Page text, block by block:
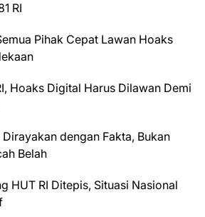
RI
Pihak Cepat Lawan Hoaks
Hoaks Digital Harus Dilawan Demi
Dirayakan dengan Fakta, Bukan
Belah
HUT RI Ditepis, Situasi Nasional